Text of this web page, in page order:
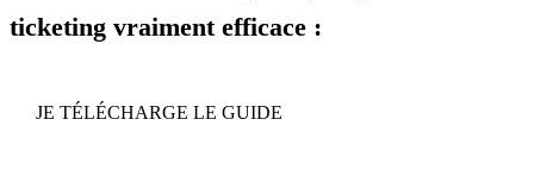
ticketing vraiment efficace :
JE TÉLÉCHARGE LE GUIDE